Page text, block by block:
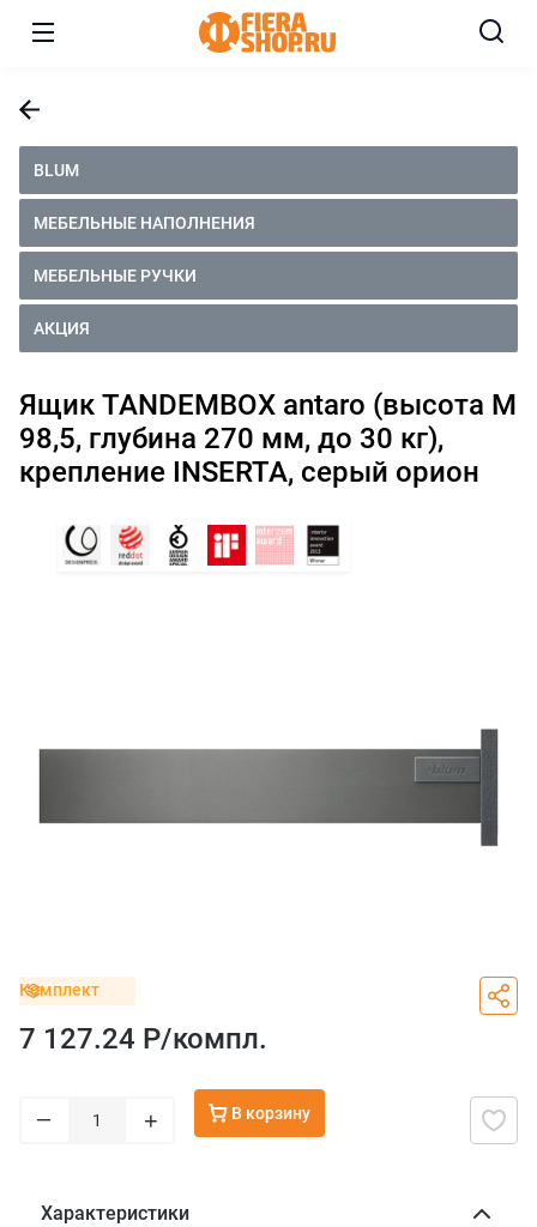
BLUM
МЕБЕЛЬНЫЕ НАПОЛНЕНИЯ
МЕБЕЛЬНЫЕ РУЧКИ
АКЦИЯ
Ящик TANDEMBOX antaro (высота M
98,5, глубина 270 мм, до 30 кг),
крепление INSERTA, серый орион
Комплект
7 127.24 Р/компл.
– + В корзину
Характеристики